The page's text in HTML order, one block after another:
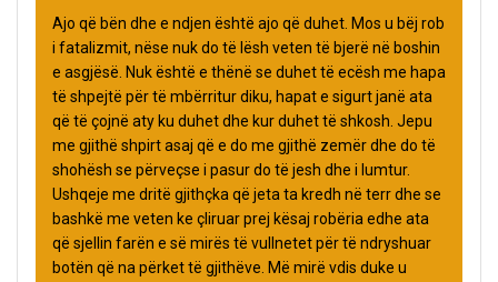
Ajo që bën dhe e ndjen është ajo që duhet. Mos u bëj rob
i fatalizmit, nëse nuk do të lësh veten të bjerë në boshin
e asgjësë. Nuk është e thënë se duhet të ecësh me hapa
të shpejtë për të mbërritur diku, hapat e sigurt janë ata
që të çojnë aty ku duhet dhe kur duhet të shkosh. Jepu
me gjithë shpirt asaj që e do me gjithë zemër dhe do të
shohësh se përveçse i pasur do të jesh dhe i lumtur.
Ushqeje me dritë gjithçka që jeta ta kredh në terr dhe se
bashkë me veten ke çliruar prej kësaj robëria edhe ata
që sjellin farën e së mirës të vullnetet për të ndryshuar
botën që na përket të gjithëve. Më mirë vdis duke u